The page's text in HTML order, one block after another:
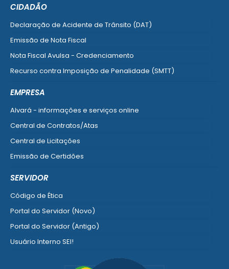
CIDADÃO
Declaração de Acidente de Trânsito (DAT)
Emissão de Nota Fiscal
Nota Fiscal Avulsa - Credenciamento
Recurso contra Imposição de Penalidade (SMTT)
EMPRESA
Alvará - informações e serviços online
Central de Contratos/Atas
Central de Licitações
Emissão de Certidões
SERVIDOR
Código de Ética
Portal do Servidor (Novo)
Portal do Servidor (Antigo)
Usuário Interno SEI!